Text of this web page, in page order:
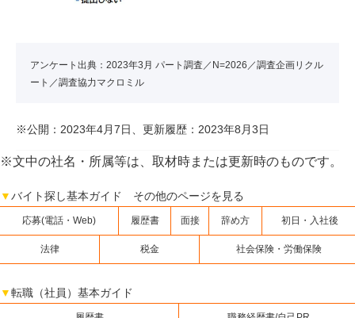
アンケート出典：2023年3月 パート調査／N=2026／調査企画リクル
ート／調査協力マクロミル
※公開：2023年4月7日、更新履歴：2023年8月3日
※文中の社名・所属等は、取材時または更新時のものです。
▼バイト探し基本ガイド その他のページを見る
応募(電話・Web) 履歴書 面接 辞め方 初日・入社後
法律 税金 社会保険・労働保険
▼転職（社員）基本ガイド